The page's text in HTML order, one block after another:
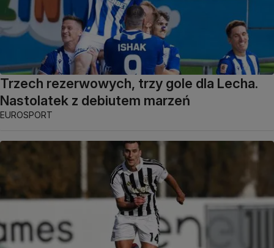
Trzech rezerwowych, trzy gole dla Lecha.
Nastolatek z debiutem marzeń
EUROSPORT